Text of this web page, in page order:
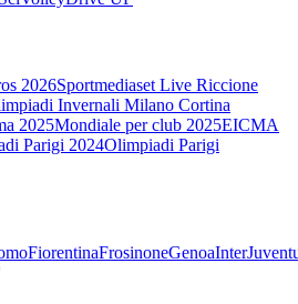
2026Sportmediaset Live Riccione
Invernali Milano Cortina
2025Mondiale per club 2025EICMA
Parigi 2024Olimpiadi Parigi
FiorentinaFrosinoneGenoaInter